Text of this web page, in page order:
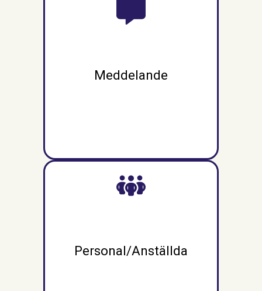
Meddelande
Personal/Anställda